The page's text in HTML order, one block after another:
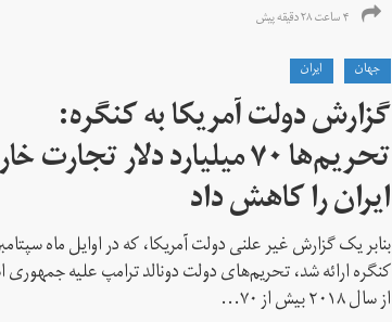
۴ ساعت ۲۸ دقیقه پیش
جهان
ايران
گزارش دولت آمریکا به کنگره:
تحریم‌ها ۷۰ میلیارد دلار
ایران را کاهش داد
بنابر یک گزارش غیر علنی دولت آمریکا، که در اوایل ماه
کنگره ارائه شد، تحریم‌های دولت دونالد ترامپ علیه جمهوری
از سال ۲۰۱۸ بیش از ۷۰...